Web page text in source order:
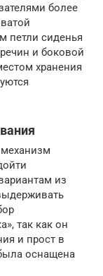
более
петли сиденья
и боковой
хранения
из
так как он
и прост в
оснащена